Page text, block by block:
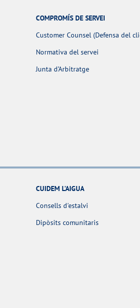
COMPROMÍS DE SERVEI
Customer Counsel (Defensa del
Normativa del servei
Junta d’Arbitratge
CUIDEM L'AIGUA
Consells d'estalvi
Dipòsits comunitaris